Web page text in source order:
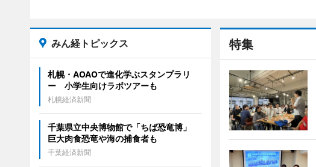
特集
みん経トピックス
札幌・AOAOで進化学ぶスタンプラリ
ー 小学生向けラボツアーも
札幌経済新聞
千葉県立中央博物館で「ちば恐竜博」
巨大肉食恐竜や海の捕食者も
千葉経済新聞